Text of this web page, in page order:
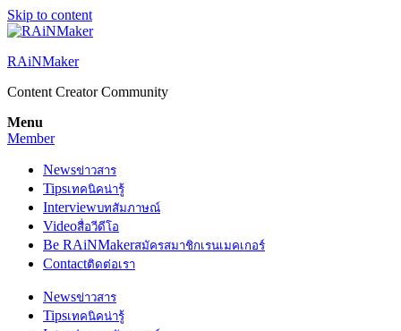
Skip to content
RAiNMaker
Content Creator Community
Menu
Member
Newsข่าวสาร
Tipsเทคนิคน่ารู้
Interviewบทสัมภาษณ์
Videoสื่อวีดีโอ
Be RAiNMakerสมัครสมาชิกเรนเมคเกอร์
Contactติดต่อเรา
Newsข่าวสาร
Tipsเทคนิคน่ารู้